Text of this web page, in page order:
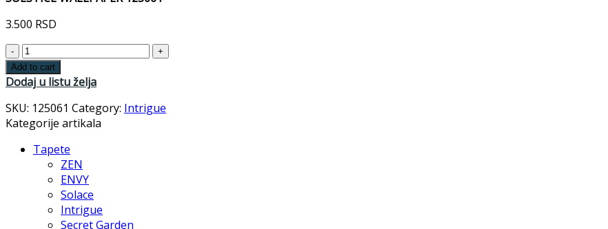
3.500 RSD
SOLSTICE
WALLPAPER
125061
Add to cart
Dodaj u listu želja
SKU: 125061 Category: Intrigue
Kategorije artikala
Tapete
ZEN
ENVY
Solace
Intrigue
Secret Garden